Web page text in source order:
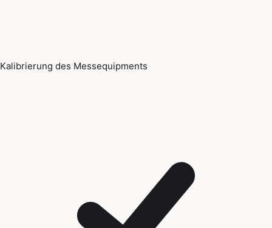
Kalibrierung des Messequipments